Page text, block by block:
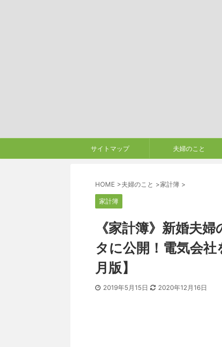
サイトマップ 夫婦のこと
HOME >夫婦のこと >家計簿 >
家計簿
《家計簿》新婚夫
タに公開！電気会
月版】
2019年5月15日 2020年12月16日